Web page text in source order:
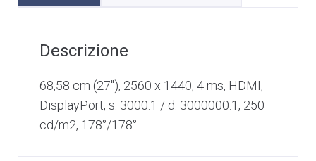
Descrizione
68,58 cm (27″), 2560 x 1440, 4 ms, HDMI,
DisplayPort, s: 3000:1 / d: 3000000:1, 250
cd/m2, 178°/178°